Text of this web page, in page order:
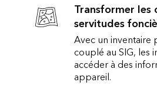
Transformer les
servitudes
Avec un inventaire
couplé au SIG, les
accéder à des
appareil.